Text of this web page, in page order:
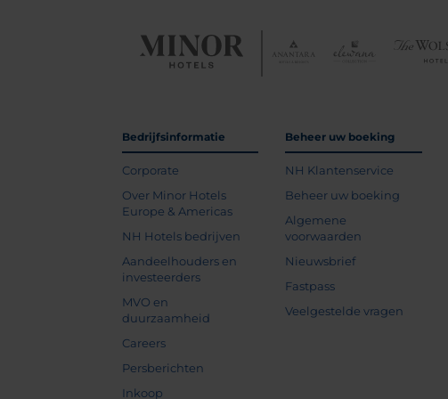
Bedrijfsinformatie
Corporate
Over Minor Hotels
Europe & Americas
NH Hotels bedrijven
Aandeelhouders en
investeerders
MVO en
duurzaamheid
Careers
Persberichten
Inkoop
Beheer uw boeking
NH Klantenservice
Beheer uw boeking
Algemene
voorwaarden
Nieuwsbrief
Fastpass
Veelgestelde vragen